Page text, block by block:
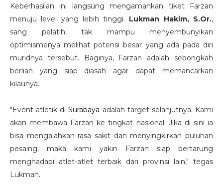
Keberhasilan ini langsung mengamankan tiket Farzan
menuju level yang lebih tinggi. Lukman Hakim, S.Or.,
sang pelatih, tak mampu menyembunyikan
optimismenya melihat potensi besar yang ada pada diri
muridnya tersebut. Baginya, Farzan adalah sebongkah
berlian yang siap diasah agar dapat memancarkan
kilaunya.
"Event atletik diSurabaya adalah target selanjutnya. Kami
akan membawa Farzan ke tingkat nasional. Jika di sini ia
bisa mengalahkan rasa sakit dan menyingkirkan puluhan
pesaing, maka kami yakin Farzan siap bertarung
menghadapi atlet-atlet terbaik dari provinsi lain," tegas
Lukman.